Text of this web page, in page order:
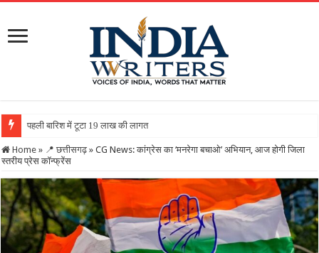
पहली बारिश में टूटा 19 लाख की लागत से बना रिटर्निंग वॉल, ग्रामीणों
Home » 📍 छत्तीसगढ़ » CG News: कांग्रेस का ‘मनरेगा बचाओ’ अभियान, आज होगी जिला
स्तरीय प्रेस कॉन्फ्रेंस